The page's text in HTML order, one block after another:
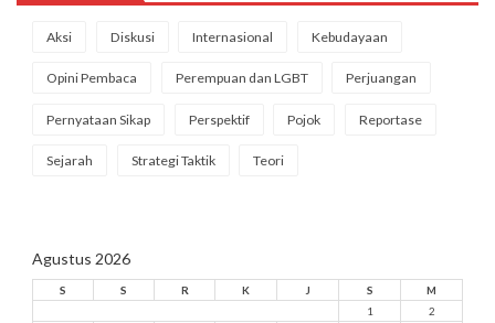
Aksi Diskusi Internasional Kebudayaan
Opini Pembaca Perempuan dan LGBT Perjuangan
Pernyataan Sikap Perspektif Pojok Reportase
Sejarah Strategi Taktik Teori
Agustus 2026
S S R K J S
M
1
2